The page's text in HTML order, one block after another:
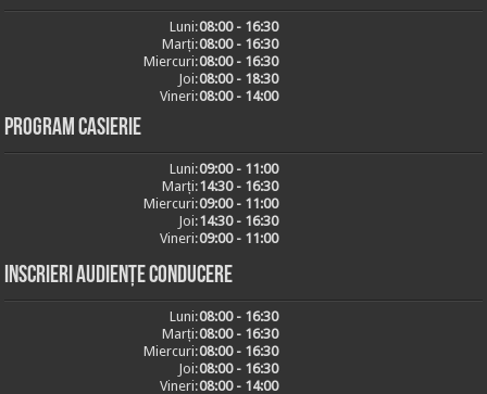
Luni:08:00 - 16:30
Marți:08:00 - 16:30
Miercuri:08:00 - 16:30
Joi:08:00 - 18:30
Vineri:08:00 - 14:00
Program casierie
Luni:09:00 - 11:00
Marți:14:30 - 16:30
Miercuri:09:00 - 11:00
Joi:14:30 - 16:30
Vineri:09:00 - 11:00
Inscrieri audiențe conducere
Luni:08:00 - 16:30
Marți:08:00 - 16:30
Miercuri:08:00 - 16:30
Joi:08:00 - 16:30
Vineri:08:00 - 14:00